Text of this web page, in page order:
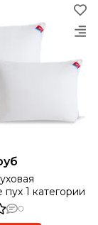
1 категории
0